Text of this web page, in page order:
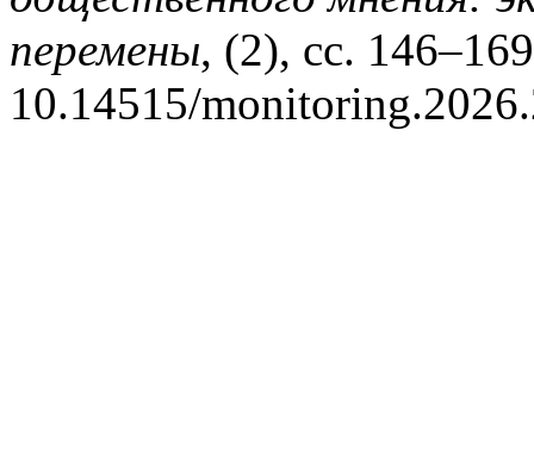
перемены, (2), сс.
10.14515/